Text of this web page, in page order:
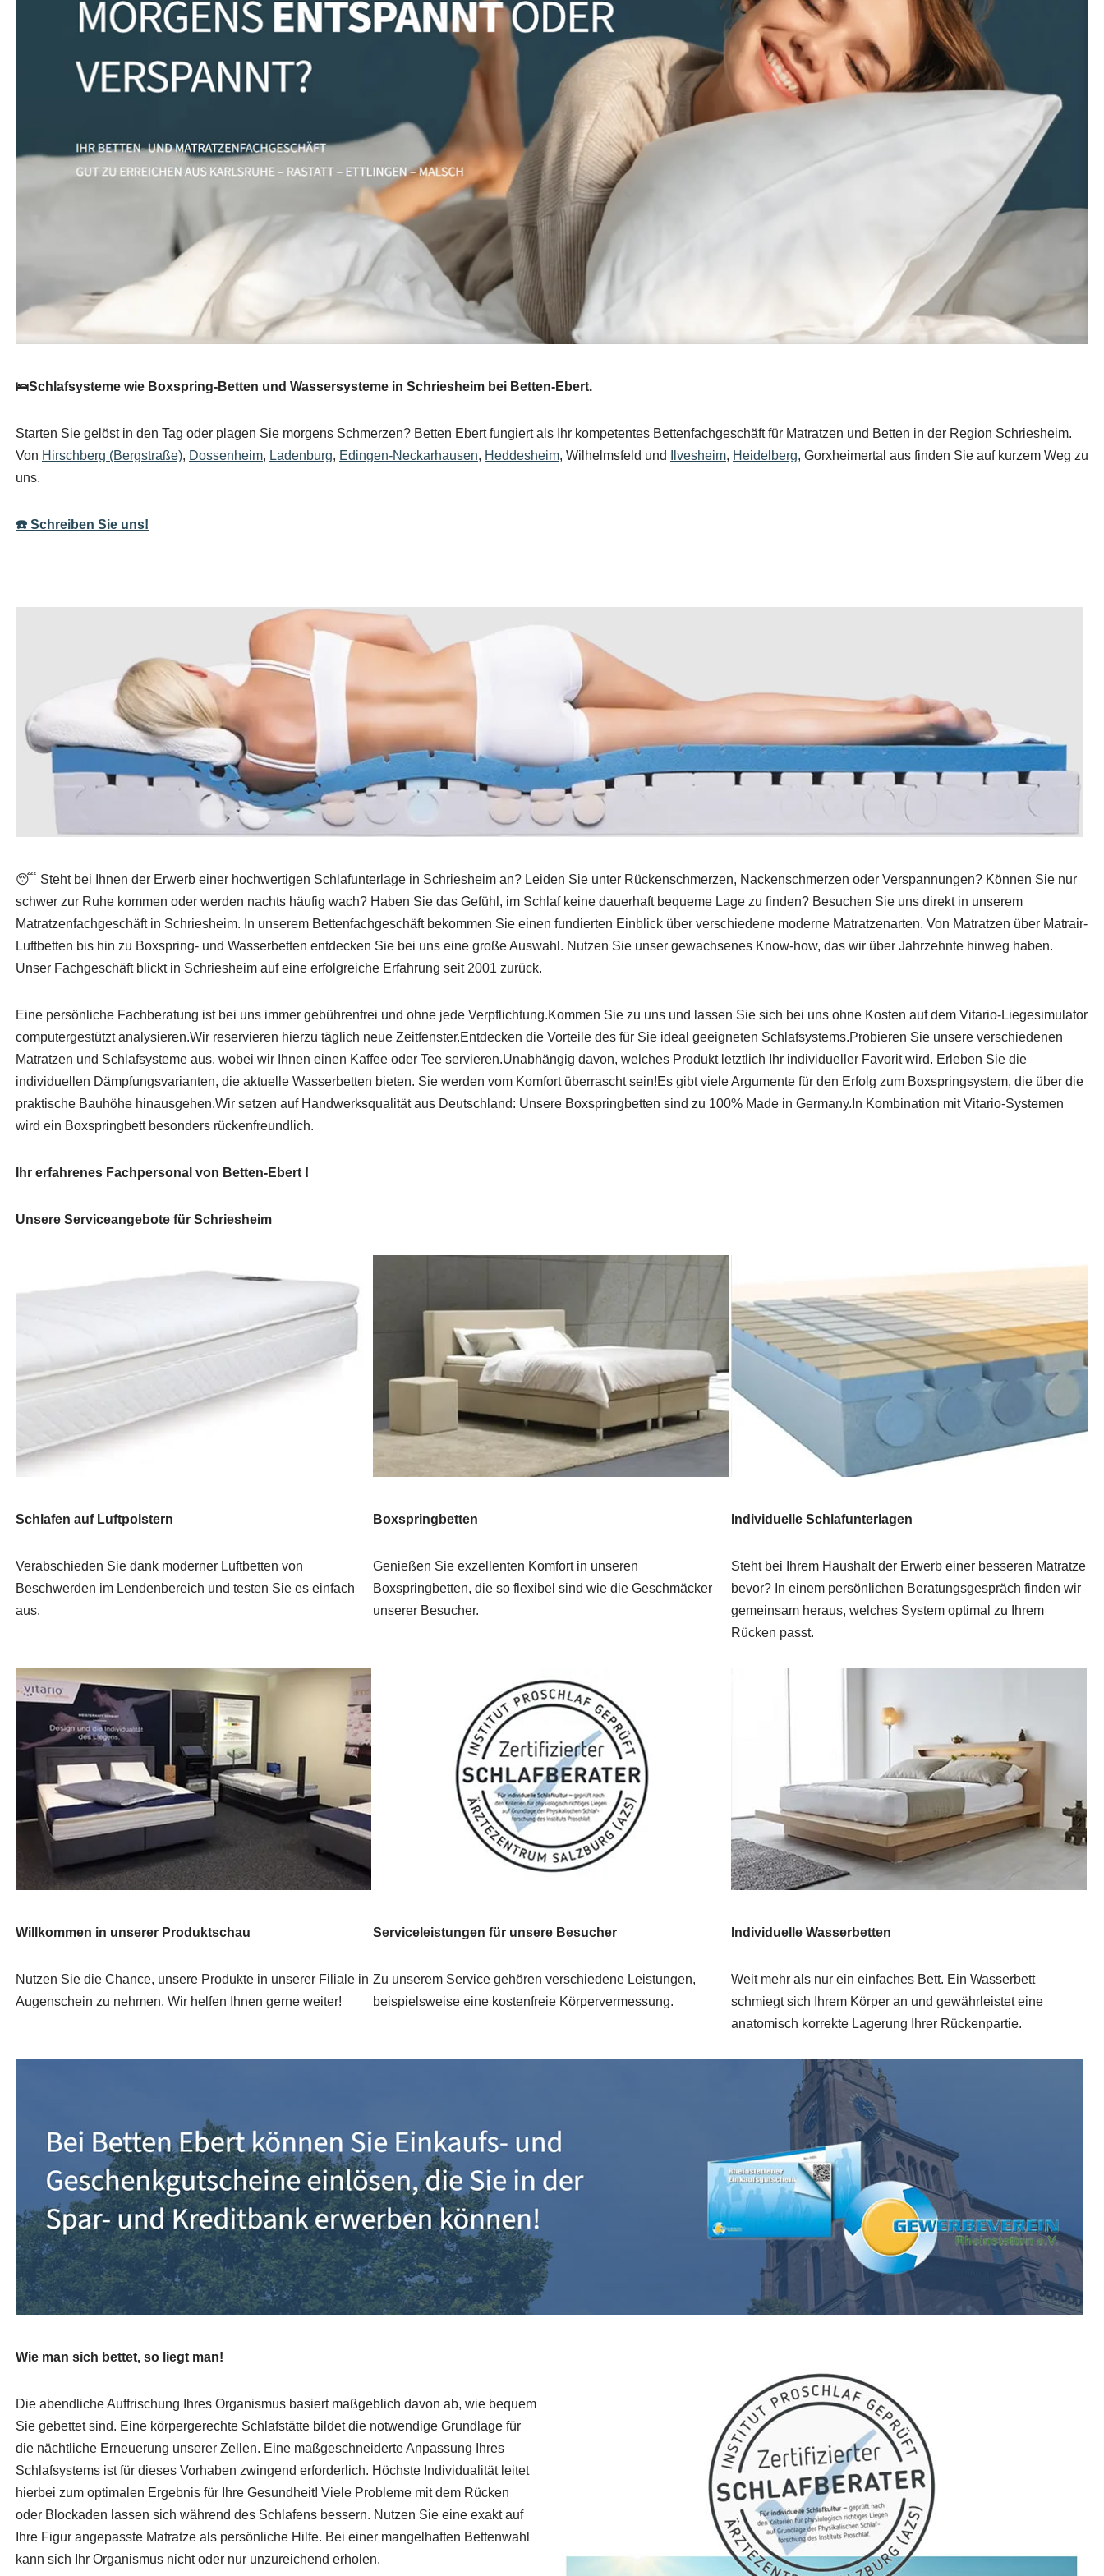
🛌Schlafsysteme wie Boxspring-Betten und Wassersysteme in Schriesheim bei Betten-Ebert.
Starten Sie gelöst in den Tag oder plagen Sie morgens Schmerzen? Betten Ebert fungiert als Ihr kompetentes Bettenfachgeschäft für Matratzen und Betten in der Region Schriesheim.
Von Hirschberg (Bergstraße), Dossenheim, Ladenburg, Edingen-Neckarhausen, Heddesheim, Wilhelmsfeld und Ilvesheim, Heidelberg, Gorxheimertal aus finden Sie auf kurzem Weg zu
uns.
☎️ Schreiben Sie uns!
😴 Steht bei Ihnen der Erwerb einer hochwertigen Schlafunterlage in Schriesheim an? Leiden Sie unter Rückenschmerzen, Nackenschmerzen oder Verspannungen? Können Sie nur
schwer zur Ruhe kommen oder werden nachts häufig wach? Haben Sie das Gefühl, im Schlaf keine dauerhaft bequeme Lage zu finden? Besuchen Sie uns direkt in unserem
Matratzenfachgeschäft in Schriesheim. In unserem Bettenfachgeschäft bekommen Sie einen fundierten Einblick über verschiedene moderne Matratzenarten. Von Matratzen über Matrair-
Luftbetten bis hin zu Boxspring- und Wasserbetten entdecken Sie bei uns eine große Auswahl. Nutzen Sie unser gewachsenes Know-how, das wir über Jahrzehnte hinweg haben.
Unser Fachgeschäft blickt in Schriesheim auf eine erfolgreiche Erfahrung seit 2001 zurück.
Eine persönliche Fachberatung ist bei uns immer gebührenfrei und ohne jede Verpflichtung.Kommen Sie zu uns und lassen Sie sich bei uns ohne Kosten auf dem Vitario-Liegesimulator
computergestützt analysieren.Wir reservieren hierzu täglich neue Zeitfenster.Entdecken die Vorteile des für Sie ideal geeigneten Schlafsystems.Probieren Sie unsere verschiedenen
Matratzen und Schlafsysteme aus, wobei wir Ihnen einen Kaffee oder Tee servieren.Unabhängig davon, welches Produkt letztlich Ihr individueller Favorit wird. Erleben Sie die
individuellen Dämpfungsvarianten, die aktuelle Wasserbetten bieten. Sie werden vom Komfort überrascht sein!Es gibt viele Argumente für den Erfolg zum Boxspringsystem, die über die
praktische Bauhöhe hinausgehen.Wir setzen auf Handwerksqualität aus Deutschland: Unsere Boxspringbetten sind zu 100% Made in Germany.In Kombination mit Vitario-Systemen
wird ein Boxspringbett besonders rückenfreundlich.
Ihr erfahrenes Fachpersonal von Betten-Ebert !
Unsere Serviceangebote für Schriesheim
Schlafen auf Luftpolstern
Verabschieden Sie dank moderner Luftbetten von
Beschwerden im Lendenbereich und testen Sie es einfach
aus.
Boxspringbetten
Genießen Sie exzellenten Komfort in unseren
Boxspringbetten, die so flexibel sind wie die Geschmäcker
unserer Besucher.
Individuelle Schlafunterlagen
Steht bei Ihrem Haushalt der Erwerb einer besseren Matratze
bevor? In einem persönlichen Beratungsgespräch finden wir
gemeinsam heraus, welches System optimal zu Ihrem
Rücken passt.
Willkommen in unserer Produktschau
Nutzen Sie die Chance, unsere Produkte in unserer Filiale in
Augenschein zu nehmen. Wir helfen Ihnen gerne weiter!
Serviceleistungen für unsere Besucher
Zu unserem Service gehören verschiedene Leistungen,
beispielsweise eine kostenfreie Körpervermessung.
Individuelle Wasserbetten
Weit mehr als nur ein einfaches Bett. Ein Wasserbett
schmiegt sich Ihrem Körper an und gewährleistet eine
anatomisch korrekte Lagerung Ihrer Rückenpartie.
Wie man sich bettet, so liegt man!
Die abendliche Auffrischung Ihres Organismus basiert maßgeblich davon ab, wie bequem
Sie gebettet sind. Eine körpergerechte Schlafstätte bildet die notwendige Grundlage für
die nächtliche Erneuerung unserer Zellen. Eine maßgeschneiderte Anpassung Ihres
Schlafsystems ist für dieses Vorhaben zwingend erforderlich. Höchste Individualität leitet
hierbei zum optimalen Ergebnis für Ihre Gesundheit! Viele Probleme mit dem Rücken
oder Blockaden lassen sich während des Schlafens bessern. Nutzen Sie eine exakt auf
Ihre Figur angepasste Matratze als persönliche Hilfe. Bei einer mangelhaften Bettenwahl
kann sich Ihr Organismus nicht oder nur unzureichend erholen.